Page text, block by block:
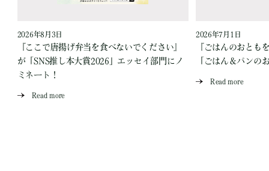
2026年8月3日
『ここで唐揚げ弁当を食べないでください』
が「SNS推し本大賞2026」エッセイ部門にノ
ミネート！
Read more
2026年7月1日
『ごはんのおとも
「ごはん＆パンの
Read more